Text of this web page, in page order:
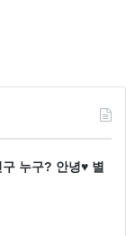
누구? 안녕♥ 별